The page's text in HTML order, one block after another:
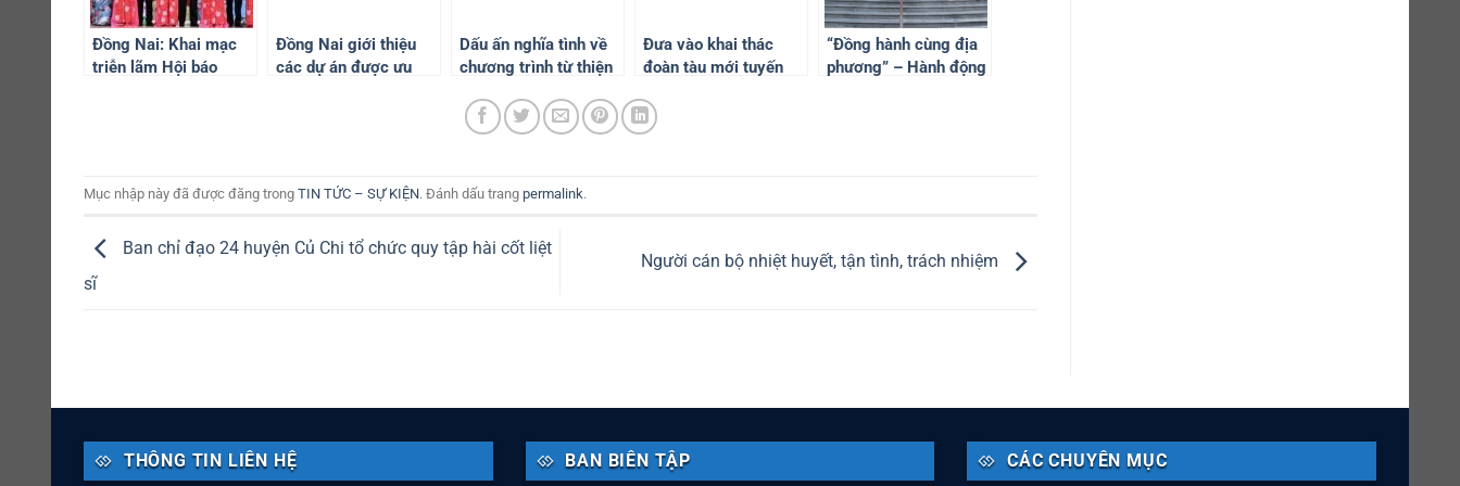
Đồng Nai: Khai mạc
triễn lãm Hội báo
Đồng Nai giới thiệu
các dự án được ưu
Dấu ấn nghĩa tình về
chương trình từ thiện
Khởi.
Đưa vào khai thác
đoàn tàu mới tuyến
từ ngày 9/8
“Đồng hành cùng địa
phương” – Hành động
Mục nhập này đã được đăng trong TIN TỨC – SỰ KIỆN. Đánh dấu trang permalink.
Ban chỉ đạo 24 huyện Củ Chi tổ chức quy tập hài cốt liệt
sĩ
Người cán bộ nhiệt huyết, tận tình, trách nhiệm
THÔNG TIN LIÊN HỆ BAN BIÊN TẬP CÁC CHUYÊN MỤC